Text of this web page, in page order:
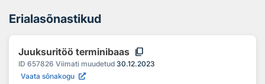
Erialasõnastikud
Juuksuritöö terminibaas content_copy
ID 657826 Viimati muudetud 30.12.2023
Vaata sõnakogu